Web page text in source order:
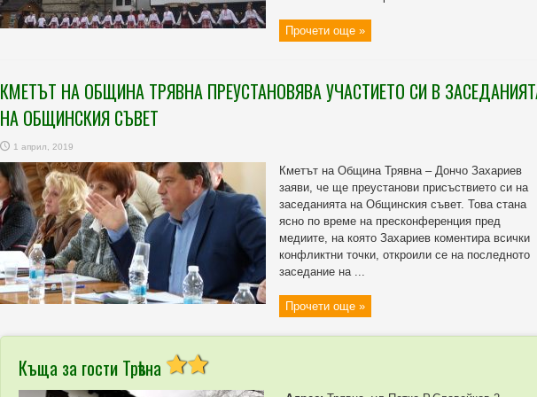
Прочети още »
КМЕТЪТ НА ОБЩИНА ТРЯВНА ПРЕУСТАНОВЯВА УЧАСТИЕТО СИ В
НА ОБЩИНСКИЯ СЪВЕТ
1 април, 2019
Кметът на Община Трявна – Дончо Захариев
заяви, че ще преустанови присъствието си на
заседанията на Общинския съвет. Това стана
ясно по време на пресконференция пред
медиите, на която Захариев коментира всички
конфликтни точки, откроили се на последното
заседание на ...
Прочети още »
Къща за гости Трѣвна